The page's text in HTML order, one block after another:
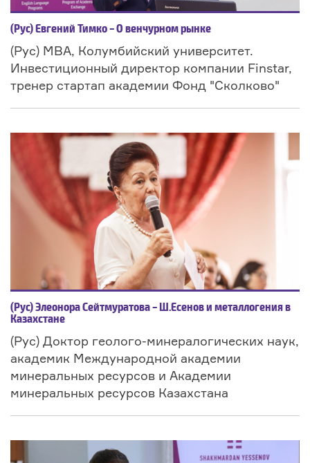
(Рус) Евгений Тимко – О венчурном рынке
(Рус) MBA, Колумбийский университет.
Инвестиционный директор компании Finstar,
тренер стартап академии Фонд "Сколково"
(Рус) Элеонора Сейтмуратова – Ш.Есенов и металлогения в
Казахстане
(Рус) Доктор геолого-минералогических наук,
академик Международной академии
минеральных ресурсов и Академии
минеральных ресурсов Казахстана